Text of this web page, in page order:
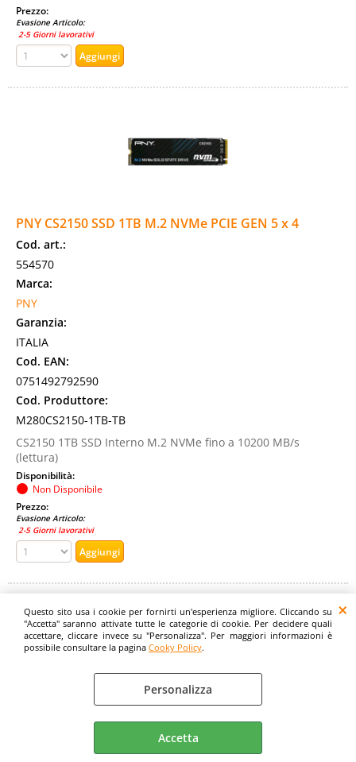
Questo sito usa i cookie per fornirti un'esperienza migliore. Cliccando su
"Accetta" saranno attivate tutte le categorie di cookie. Per decidere quali
accettare, cliccare invece su "Personalizza". Per maggiori informazioni è
possibile consultare la pagina Cooky Policy.
Personalizza
Accetta
Prezzo:
Evasione Articolo:
2-5 Giorni lavorativi
PNY CS2150 SSD 1TB M.2 NVMe PCIE GEN 5 x 4
Cod. art.:
554570
Marca:
PNY
Garanzia:
ITALIA
Cod. EAN:
0751492792590
Cod. Produttore:
M280CS2150-1TB-TB
CS2150 1TB SSD Interno M.2 NVMe fino a 10200 MB/s
(lettura)
Disponibilità:
Non Disponibile
Prezzo:
Evasione Articolo:
2-5 Giorni lavorativi
PNY CS2150 SSD 2TB INTERNO M.2 2280 NVMe PCI